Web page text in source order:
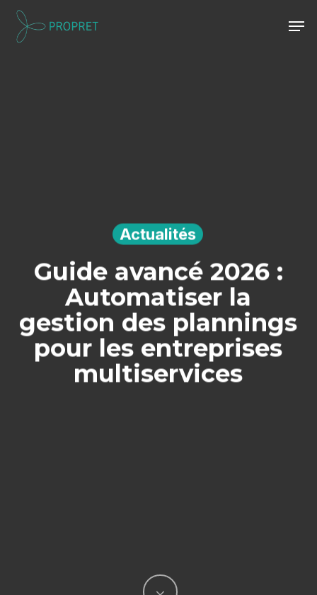
Skip
Actualités
Guide avancé 2026 :
Automatiser la
gestion des plannings
pour les entreprises
multiservices